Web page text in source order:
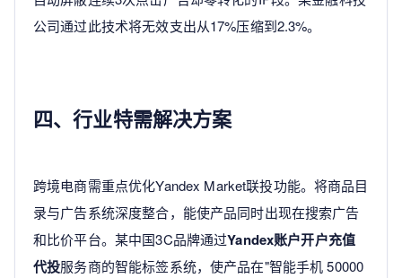
公司通过此技术将无效支出从17%压缩到2.3%。
四、行业特需解决方案
跨境电商需重点优化Yandex Market联投功能。将商品目
录与广告系统深度整合，能使产品同时出现在搜索广告
和比价平台。某中国3C品牌通过Yandex账户开户充值
代投服务商的智能标签系统，使产品在"智能手机 50000